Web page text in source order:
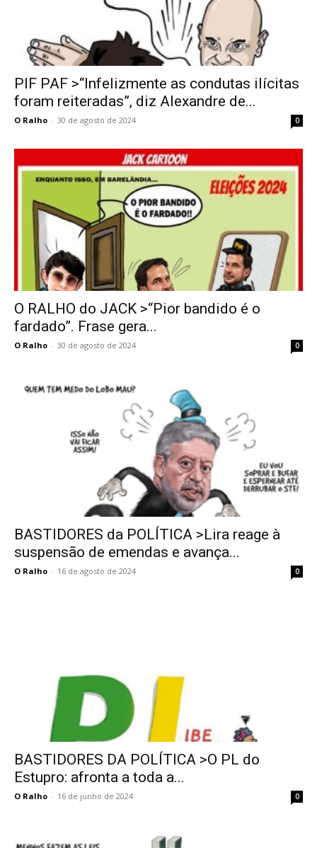
PIF PAF >“Infelizmente as condutas ilícitas
foram reiteradas”, diz Alexandre de...
O Ralho - 30 de agosto de 2024 0
O RALHO do JACK >“Pior bandido é o
fardado”. Frase gera...
O Ralho - 30 de agosto de 2024 0
BASTIDORES da POLÍTICA >Lira reage à
suspensão de emendas e avança...
O Ralho - 16 de agosto de 2024 0
BASTIDORES DA POLÍTICA >O PL do
Estupro: afronta a toda a...
O Ralho - 16 de junho de 2024 0